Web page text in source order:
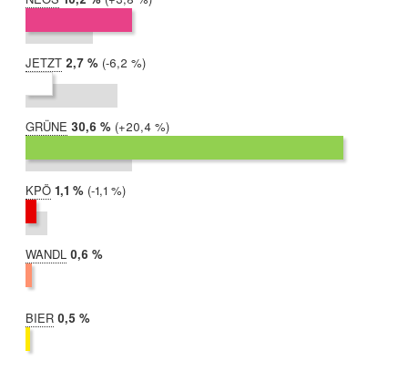
2017:
6,5 %
JETZT 2019:
2,7 %
2017:
8,8 %
Differenz:
-6,2 %
GRÜNE 2019:
30,6 %
2017:
10,2 %
Differenz:
+20,4 %
KPÖ 2019:
1,1 %
2017:
2,1 %
Differenz:
-1,1 %
WANDL 2019:
0,6 %
BIER 2019:
0,5 %